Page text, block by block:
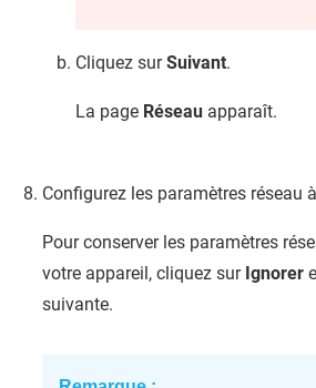
Cliquez surSuivant.
La page Réseau apparaît.
Configurez les paramètres réseau
Pour conserver les paramètres
votre appareil, cliquez sur Ignorer
suivante.